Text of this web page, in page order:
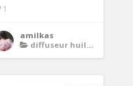
1
amilkas
diffuseur huiles essentielles